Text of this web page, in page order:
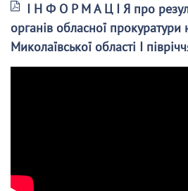
І Н Ф О Р М А Ц І Я про
органів обласної прокуратури
Миколаївської області І